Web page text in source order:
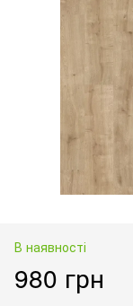
В наявності
980 грн